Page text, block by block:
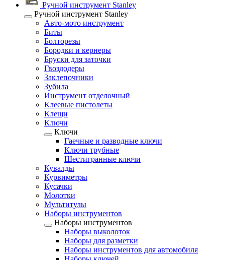
Ручной инструмент Stanley
Ручной инструмент Stanley
Авто-мото инструмент
Биты
Болторезы
Бородки и кернеры
Бруски для заточки
Гвоздодеры
Заклепочники
Зубила
Инструмент отделочный
Клеевые пистолеты
Клещи
Ключи
Ключи
Гаечные и разводные ключи
Ключи трубные
Шестигранные ключи
Кувалды
Курвиметры
Кусачки
Молотки
Мультитулы
Наборы инструментов
Наборы инструментов
Наборы выколоток
Наборы для разметки
Наборы инструментов для автомобиля